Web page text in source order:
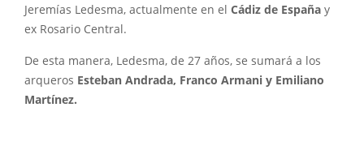
Jeremías Ledesma, actualmente en el Cádiz de España y
ex Rosario Central.
De esta manera, Ledesma, de 27 años, se sumará a los
arqueros Esteban Andrada, Franco Armani y Emiliano
Martínez.